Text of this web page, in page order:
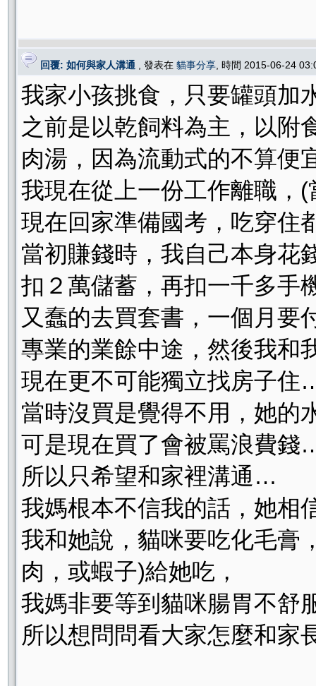
回覆: 如何與家人溝通 , 發表在 貓事分享 , 時間 2015-06-24
我家小孩挑食，只要罐頭加
之前是以乾飼料為主，以附
肉湯，因為流動式的不算便
我現在從上一份工作離職，
現在回家準備國考，吃穿住
當初賺錢時，我自己本身
扣２萬儲蓄，再扣一千多手
又蠢的去買套書，一個月要
專業的業餘中途，然後我和
現在更不可能獨立找房子住
當時沒買是覺得不用，她的
可是現在買了會被罵浪費
所以只希望和家裡溝通…
我媽根本不信我的話，她相
我和她說，貓咪要吃化毛膏
肉，或蝦子)給她吃，
我媽非要等到貓咪腸胃不
所以想問問看大家怎麼和